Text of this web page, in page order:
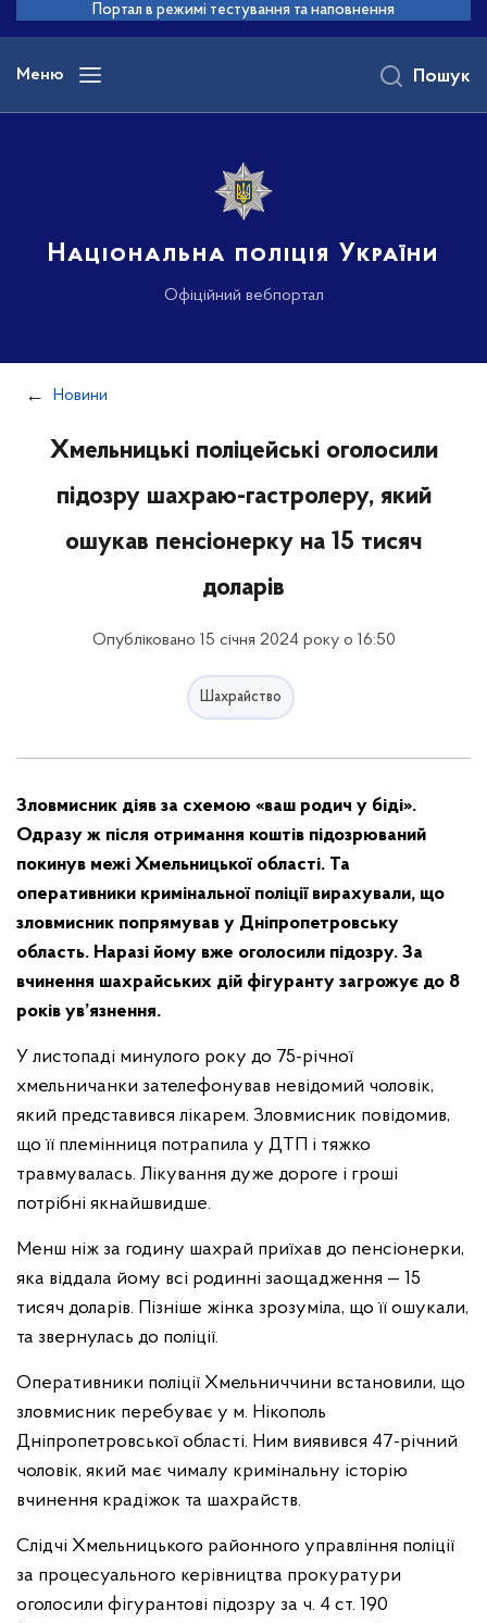
основного
вмісту
Портал в режимі тестування та наповнення
Меню
Національна поліція України
Офіційний вебпортал
Пошук
Новини
Хмельницькі поліцейські оголосили
підозру шахраю-гастролеру, який
ошукав пенсіонерку на 15 тисяч
доларів
Опубліковано 15 січня 2024 року о 16:50
Шахрайство
Зловмисник діяв за схемою «ваш родич у біді».
Одразу ж після отримання коштів підозрюваний
покинув межі Хмельницької області. Та
оперативники кримінальної поліції вирахували, що
зловмисник попрямував у Дніпропетровську
область. Наразі йому вже оголосили підозру. За
вчинення шахрайських дій фігуранту загрожує до 8
років ув’язнення.
У листопаді минулого року до 75-річної
хмельничанки зателефонував невідомий чоловік,
який представився лікарем. Зловмисник повідомив,
що її племінниця потрапила у ДТП і тяжко
травмувалась. Лікування дуже дороге і гроші
потрібні якнайшвидше.
Менш ніж за годину шахрай приїхав до пенсіонерки,
яка віддала йому всі родинні заощадження — 15
тисяч доларів. Пізніше жінка зрозуміла, що її ошукали,
та звернулась до поліції.
Оперативники поліції Хмельниччини встановили, що
зловмисник перебуває у м. Нікополь
Дніпропетровської області. Ним виявився 47-річний
чоловік, який має чималу кримінальну історію
вчинення крадіжок та шахрайств.
Слідчі Хмельницького районного управління поліції
за процесуального керівництва прокуратури
оголосили фігурантові підозру за ч. 4 ст. 190